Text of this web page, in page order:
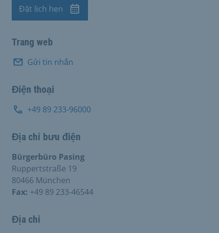
Cuộc hẹn
Đặt lịch hẹn
Trang web
Gửi tin nhắn
Điện thoại
+49 89 233-96000
Địa chỉ bưu điện
Bürgerbüro Pasing
Ruppertstraße 19
80466 München
Fax: +49 89 233-46544
Địa chỉ